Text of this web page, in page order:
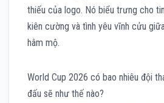
thiếu của logo. Nó biểu trưng cho
kiên cường và tình yêu vĩnh cửu
hâm mộ.
World Cup 2026 có bao nhiêu đội
đấu sẽ như thế nào?